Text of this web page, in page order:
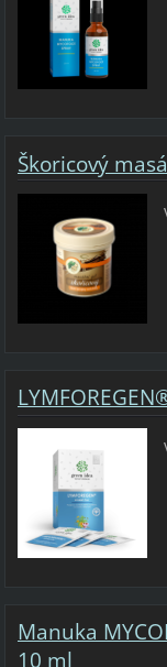
Škoricový
Manuka
10 ml